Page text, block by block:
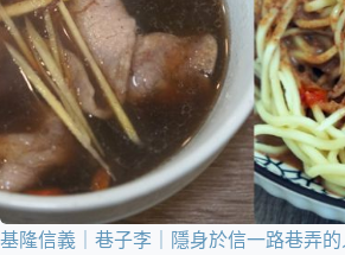
基隆信義｜巷子李｜隱身於信一路巷弄